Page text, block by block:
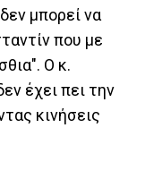
μπορεί να
που με
Ο κ.
έχει πει την
κινήσεις